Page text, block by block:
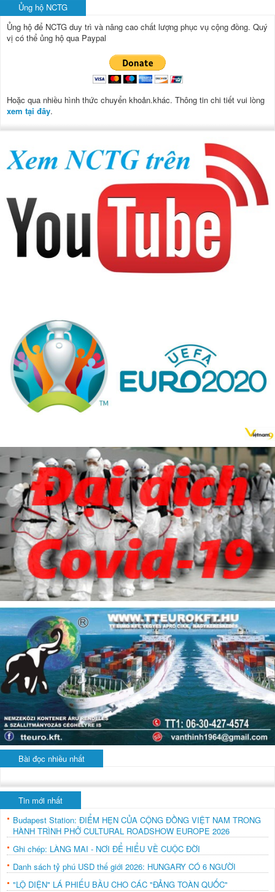
Ủng hộ NCTG
Ủng hộ để NCTG duy trì và nâng cao chất lượng phục vụ cộng đồng. Quý
vị có thể ủng hộ qua Paypal
Hoặc qua nhiều hình thức chuyển khoản.khác. Thông tin chi tiết vui lòng
xem tại đây.
Bài đọc nhiều nhất
Tin mới nhất
Budapest Station: ĐIỂM HẸN CỦA CỘNG ĐỒNG VIỆT NAM TRONG
HÀNH TRÌNH PHỞ CULTURAL ROADSHOW EUROPE 2026
Ghi chép: LÀNG MAI - NƠI ĐỂ HIỂU VỀ CUỘC ĐỜI
Danh sách tỷ phú USD thế giới 2026: HUNGARY CÓ 6 NGƯỜI
"LỘ DIỆN" LÁ PHIẾU BẦU CHO CÁC "ĐẢNG TOÀN QUỐC"